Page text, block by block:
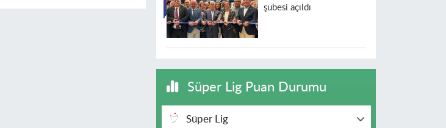
şubesi açıldı
Süper Lig Puan Durumu
Süper Lig